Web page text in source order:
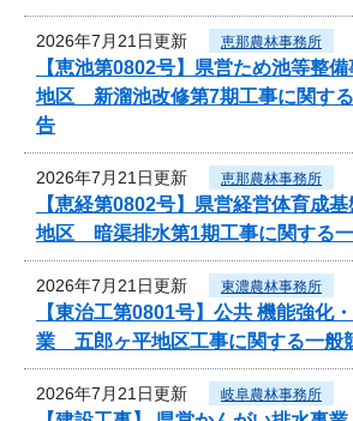
2026年7月21日更新 恵那農林事務所
【恵池第0802号】県営ため池等整
地区 新溜池改修第7期工事に関す
告
2026年7月21日更新 恵那農林事務所
【恵経第0802号】県営経営体育成
地区 暗渠排水第1期工事に関する
2026年7月21日更新 東濃農林事務所
【東治工第0801号】公共 機能強化
業 五郎ヶ平地区工事に関する一般
2026年7月21日更新 岐阜農林事務所